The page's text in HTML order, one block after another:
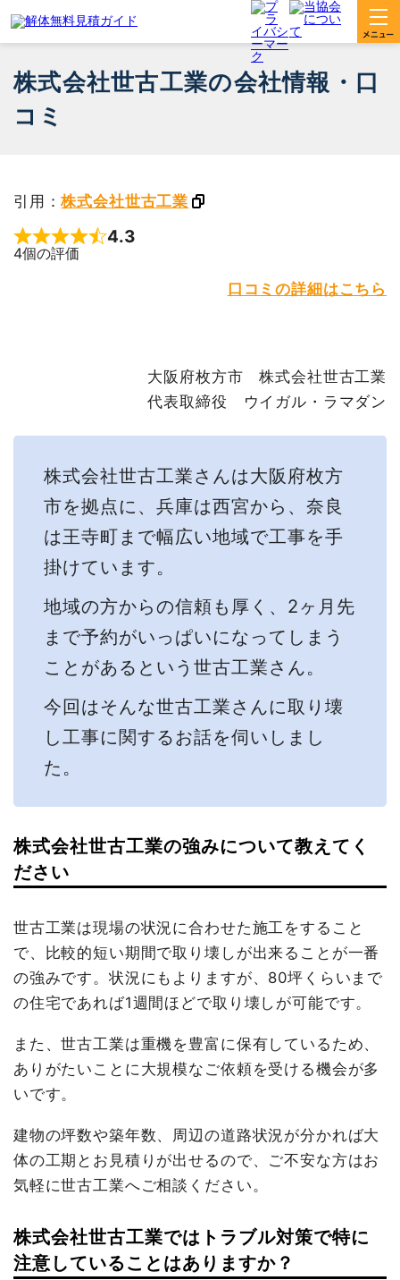
株式会社世古工業の会社情報・口
コミ
引用：株式会社世古工業
Rated 4.3 out of 5
4.3
4個の評価
口コミの詳細はこちら
大阪府枚方市 株式会社世古工業
代表取締役 ウイガル・ラマダン
株式会社世古工業さんは大阪府枚方
市を拠点に、兵庫は西宮から、奈良
は王寺町まで幅広い地域で工事を手
掛けています。
地域の方からの信頼も厚く、2ヶ月先
まで予約がいっぱいになってしまう
ことがあるという世古工業さん。
今回はそんな世古工業さんに取り壊
し工事に関するお話を伺いしまし
た。
株式会社世古工業の強みについて教えてく
ださい
世古工業は現場の状況に合わせた施工をすること
で、比較的短い期間で取り壊しが出来ることが一番
の強みです。状況にもよりますが、80坪くらいまで
の住宅であれば1週間ほどで取り壊しが可能です。
また、世古工業は重機を豊富に保有しているため、
ありがたいことに大規模なご依頼を受ける機会が多
いです。
建物の坪数や築年数、周辺の道路状況が分かれば大
体の工期とお見積りが出せるので、ご不安な方はお
気軽に世古工業へご相談ください。
株式会社世古工業ではトラブル対策で特に
注意していることはありますか？